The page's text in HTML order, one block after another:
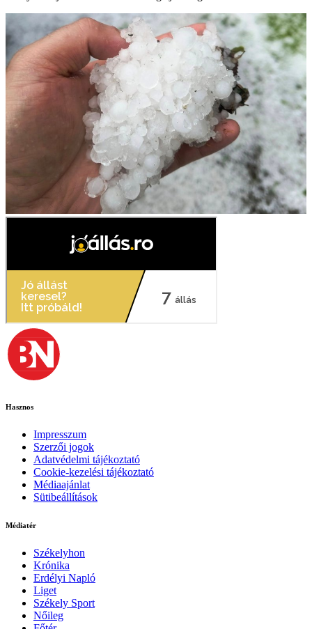
Hasznos
Impresszum
Szerzői jogok
Adatvédelmi tájékoztató
Cookie-kezelési tájékoztató
Médiaajánlat
Sütibeállítások
Médiatér
Székelyhon
Krónika
Erdélyi Napló
Liget
Székely Sport
Nőileg